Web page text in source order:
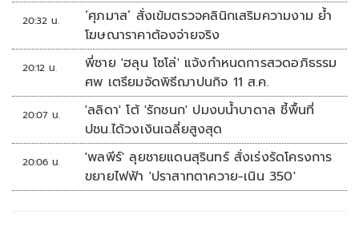
20:32 น.
‘ศุภมาส’ สั่งเข้มตรวจคลินิกเสริมความงาม ย้ำ
โฆษณาราคาต้องจ่ายจริง
20:12 น.
พี่ชาย 'ฮลุน โซโล่' แจ้งกำหนดการสวดอภิธรรม
ศพ เตรียมจัดพิธีฌาปนกิจ 11 ส.ค.
20:07 น.
'ลลิดา' โต้ 'รักชนก' ปมงบน้ำบาดาล ชี้พื้นที่
ปชน.ได้วงเงินเฉลี่ยสูงสุด
20:06 น.
'พลพีร์' ลุยชายแดนสุรินทร์ สั่งเร่งรัดโครงการ
ขยายไฟฟ้า 'ปราสาทตาควาย-เนิน 350'